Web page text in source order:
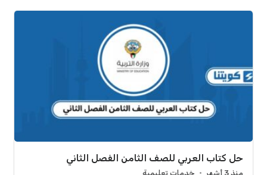
حل كتاب العربي للصف الثامن الفصل الثاني
منذ 3 أشهر خدمات تعليمية